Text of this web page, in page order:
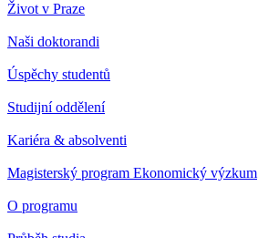
Život v Praze
Naši doktorandi
Úspěchy studentů
Studijní oddělení
Kariéra & absolventi
Magisterský program Ekonomický výzkum
O programu